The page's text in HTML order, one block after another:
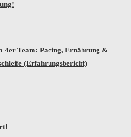
4er-Team: Pacing, Ernährung &
(Erfahrungsbericht)